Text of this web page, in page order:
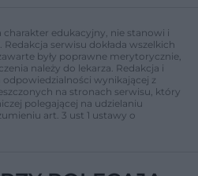
edukacyjny, nie stanowi i
serwisu dokłada wszelkich
były poprawne merytorycznie,
należy do lekarza. Redakcja i
wynikającej z
na stronach serwisu, który
polegającej na udzielaniu
art. 3 ust 1 ustawy o